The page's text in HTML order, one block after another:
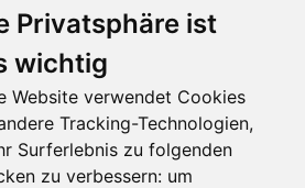
Privatsphäre ist
wichtig
Website verwendet Cookies
Tracking-Technologien,
Surferlebnis zu folgenden
zu verbessern: um